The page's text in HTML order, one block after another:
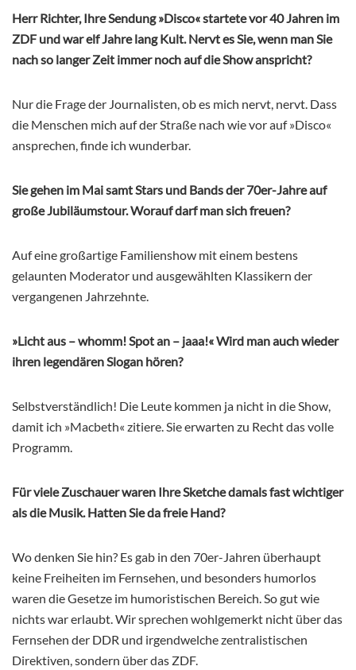
Herr Richter, Ihre Sendung »Disco« startete vor 40 Jahren im
ZDF und war elf Jahre lang Kult. Nervt es Sie, wenn man Sie
nach so langer Zeit immer noch auf die Show anspricht?
Nur die Frage der Journalisten, ob es mich nervt, nervt. Dass
die Menschen mich auf der Straße nach wie vor auf »Disco«
ansprechen, finde ich wunderbar.
Sie gehen im Mai samt Stars und Bands der 70er-Jahre auf
große Jubiläumstour. Worauf darf man sich freuen?
Auf eine großartige Familienshow mit einem bestens
gelaunten Moderator und ausgewählten Klassikern der
vergangenen Jahrzehnte.
»Licht aus – whomm! Spot an – jaaa!« Wird man auch wieder
ihren legendären Slogan hören?
Selbstverständlich! Die Leute kommen ja nicht in die Show,
damit ich »Macbeth« zitiere. Sie erwarten zu Recht das volle
Programm.
Für viele Zuschauer waren Ihre Sketche damals fast wichtiger
als die Musik. Hatten Sie da freie Hand?
Wo denken Sie hin? Es gab in den 70er-Jahren überhaupt
keine Freiheiten im Fernsehen, und besonders humorlos
waren die Gesetze im humoristischen Bereich. So gut wie
nichts war erlaubt. Wir sprechen wohlgemerkt nicht über das
Fernsehen der DDR und irgendwelche zentralistischen
Direktiven, sondern über das ZDF.